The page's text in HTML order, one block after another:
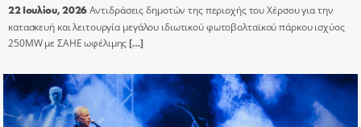
22 Ιουλίου, 2026Αντιδράσεις δημοτών της περιοχής του Χέρσου για την
κατασκευή και λειτουργία μεγάλου ιδιωτικού φωτοβολταϊκού πάρκου ισχύος
250MW με ΣΑΗΕ ωφέλιμης[…]